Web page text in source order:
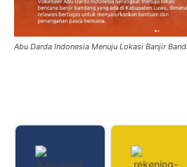
Abu Darda Indonesia Menuju Lokasi Banjir